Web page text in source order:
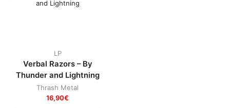
LP
Verbal Razors – By
Thunder and Lightning
Thrash Metal
16,90€